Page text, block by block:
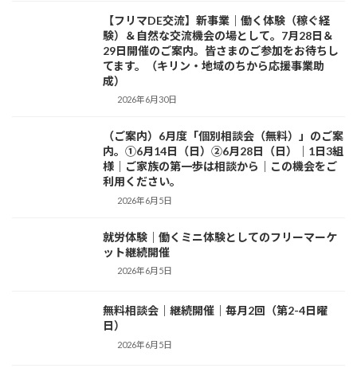
【フリマDE交流】新事業｜働く体験（稼ぐ経
験）＆自然な交流機会の場として。7月28日＆
29日開催のご案内。皆さまのご参加をお待ちし
てます。（キリン・地域のちから応援事業助
成）
2026年6月30日
（ご案内）6月度「個別相談会（無料）」のご案
内。①6月14日（日）②6月28日（日）｜1日3組
様｜ご家族の第一歩は相談から｜この機会をご
利用ください。
2026年6月5日
就労体験｜働くミニ体験としてのフリーマーケ
ット継続開催
2026年6月5日
無料相談会｜継続開催｜毎月2回（第2-4日曜
日）
2026年6月5日